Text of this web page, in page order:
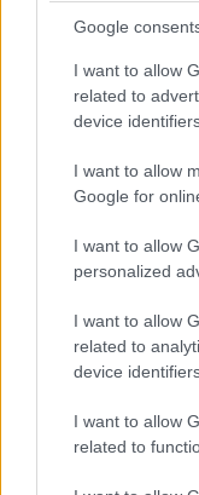
Google
I want to allow
related to
device
I want to allow
Google for
I want to allow
personalized
I want to allow
related to
device
I want to allow
related to
Pred novim
najnovejša